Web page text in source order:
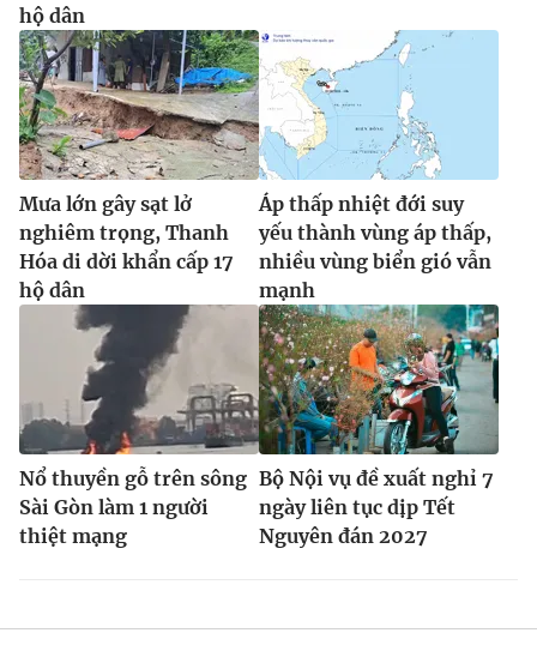
hộ dân
Mưa lớn gây sạt lở
nghiêm trọng, Thanh
Hóa di dời khẩn cấp 17
hộ dân
Áp thấp nhiệt đới suy
yếu thành vùng áp thấp,
nhiều vùng biển gió vẫn
mạnh
Nổ thuyền gỗ trên sông
Sài Gòn làm 1 người
thiệt mạng
Bộ Nội vụ đề xuất nghỉ 7
ngày liên tục dịp Tết
Nguyên đán 2027